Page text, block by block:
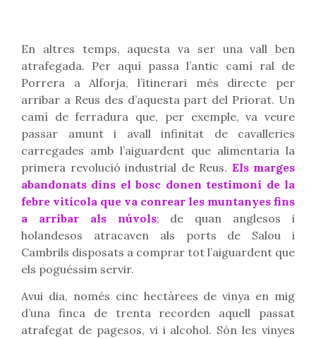
En altres temps, aquesta va ser una vall ben
atrafegada. Per aquí passa l’antic camí ral de
Porrera a Alforja, l’itinerari més directe per
arribar a Reus des d’aquesta part del Priorat. Un
camí de ferradura que, per exemple, va veure
passar amunt i avall infinitat de cavalleries
carregades amb l’aiguardent que alimentaria la
primera revolució industrial de Reus. Els marges
abandonats dins el bosc donen testimoni de la
febre vitícola que va conrear les muntanyes fins
a arribar als núvols; de quan anglesos i
holandesos atracaven als ports de Salou i
Cambrils disposats a comprar tot l’aiguardent que
els poguéssim servir.
Avui dia, només cinc hectàrees de vinya en mig
d’una finca de trenta recorden aquell passat
atrafegat de pagesos, vi i alcohol. Són les vinyes